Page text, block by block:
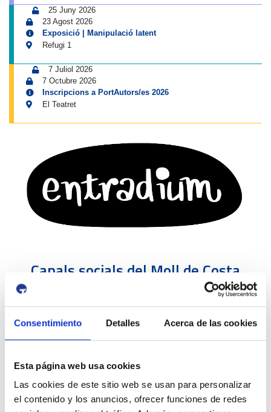
Consentimiento Detalles Acerca de las cookies
Esta página web usa cookies
Las cookies de este sitio web se usan para personalizar
el contenido y los anuncios, ofrecer funciones de redes
25 Juny 2026
23 Agost 2026
Exposició | Manipulació latent
Refugi 1
7 Juliol 2026
7 Octubre 2026
Inscripcions a PortAutors/es 2026
El Teatret
Canals socials del Moll de Costa